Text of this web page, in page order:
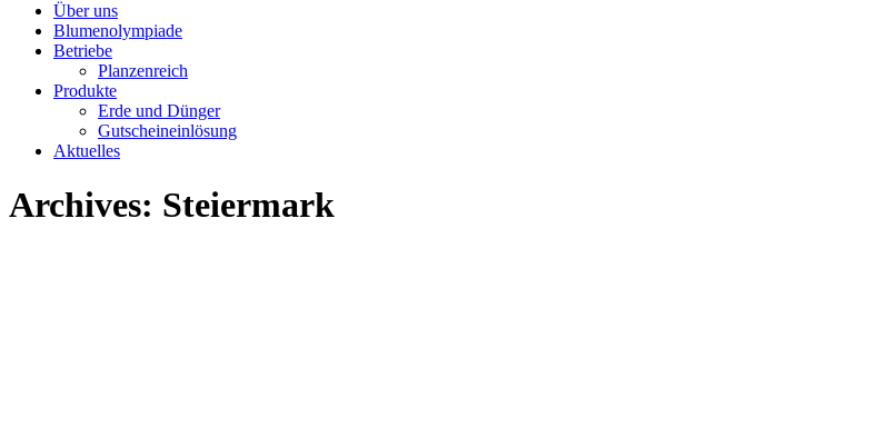
Über uns
Blumenolympiade
Betriebe
Planzenreich
Produkte
Erde und Dünger
Gutscheineinlösung
Aktuelles
Archives: Steiermark